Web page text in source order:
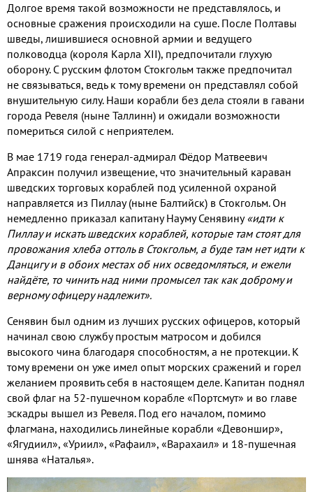
Долгое время такой возможности не представлялось, и
основные сражения происходили на суше. После Полтавы
шведы, лишившиеся основной армии и ведущего
полководца (короля Карла XII), предпочитали глухую
оборону. С русским флотом Стокгольм также предпочитал
не связываться, ведь к тому времени он представлял собой
внушительную силу. Наши корабли без дела стояли в гавани
города Ревеля (ныне Таллинн) и ожидали возможности
помериться силой с неприятелем.
В мае 1719 года генерал-адмирал Фёдор Матвеевич
Апраксин получил извещение, что значительный караван
шведских торговых кораблей под усиленной охраной
направляется из Пиллау (ныне Балтийск) в Стокгольм. Он
немедленно приказал капитану Науму Сенявину«идти к
Пиллау и искать шведских кораблей, которые там стоят для
провожания хлеба оттоль в Стокгольм, а буде там нет идти к
Данцигу и в обоих местах об них осведомляться, и ежели
найдёте, то чинить над ними промысел так как доброму и
верному офицеру надлежит».
Сенявин был одним из лучших русских офицеров, который
начинал свою службу простым матросом и добился
высокого чина благодаря способностям, а не протекции. К
тому времени он уже имел опыт морских сражений и горел
желанием проявить себя в настоящем деле. Капитан поднял
свой флаг на 52-пушечном корабле «Портсмут» и во главе
эскадры вышел из Ревеля. Под его началом, помимо
флагмана, находились линейные корабли «Девоншир»,
«Ягудиил», «Уриил», «Рафаил», «Варахаил» и 18-пушечная
шнява «Наталья».